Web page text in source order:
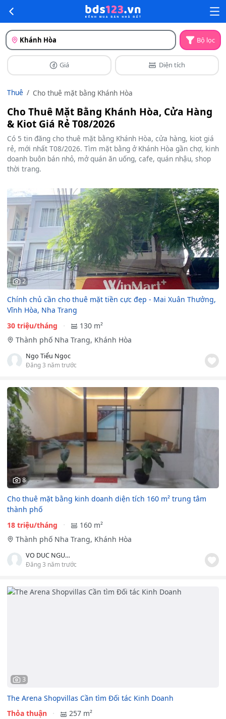
Khánh Hòa Bộ lọc
Giá Diện tích
Thuê Cho thuê mặt bằng Khánh Hòa
Cho Thuê Mặt Bằng Khánh Hòa, Cửa Hàng
& Kiot Giá Rẻ T08/2026
Có 5 tin đăng cho thuê mặt bằng Khánh Hòa, cửa hàng, kiot giá
rẻ, mới nhất T08/2026. Tìm mặt bằng ở Khánh Hòa gần chợ, kinh
doanh buôn bán nhỏ, mở quán ăn uống, cafe, quán nhậu, shop
thời trang.
2
Chính chủ cần cho thuê mặt tiền cực đẹp - Mai Xuân Thưởng,
Vĩnh Hòa, Nha Trang
30 triệu/tháng
130 m²
Thành phố Nha Trang, Khánh Hòa
Ngọ Tiểu Ngọc
Đăng 3 năm trước
8
Cho thuê mặt bằng kinh doanh diện tích 160 m² trung tâm
thành phố
18 triệu/tháng
160 m²
Thành phố Nha Trang, Khánh Hòa
VO DUC NGUYEN MINH
Đăng 3 năm trước
3
The Arena Shopvillas Cần tìm Đối tác Kinh Doanh
Thỏa thuận
257 m²